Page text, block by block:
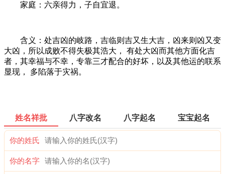
家庭：六亲得力，子自宜退。
含义：处吉凶的岐路，吉临则吉又生大吉，凶来则凶又变
大凶，所以成败不得失极其浩大， 有处大凶而其他方面化吉
者，其幸福与不幸，专靠三才配合的好坏，以及其他运的联系
显现， 多陷落于灾祸。
姓名祥批 八字改名 八字起名 宝宝起名
你的姓氏
你的名字